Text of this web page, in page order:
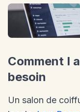
Comment I
besoin
Un salon de